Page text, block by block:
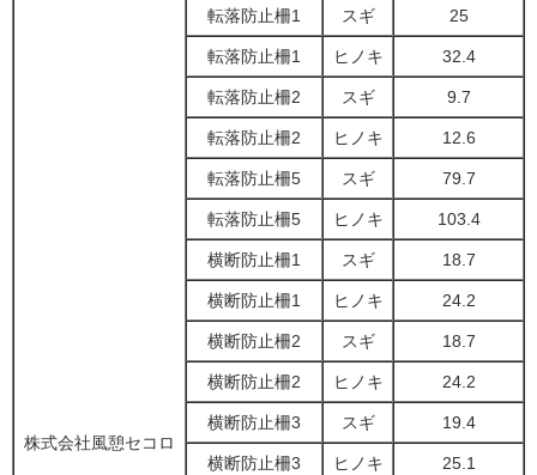
株式会社風憩セコロ
転落防止柵1 スギ 25
転落防止柵1 ヒノキ 32.4
転落防止柵2 スギ 9.7
転落防止柵2 ヒノキ 12.6
転落防止柵5 スギ 79.7
転落防止柵5 ヒノキ 103.4
横断防止柵1 スギ 18.7
横断防止柵1 ヒノキ 24.2
横断防止柵2 スギ 18.7
横断防止柵2 ヒノキ 24.2
横断防止柵3 スギ 19.4
横断防止柵3 ヒノキ 25.1